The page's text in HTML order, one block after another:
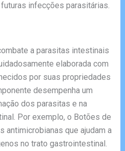
infecções parasitárias.
a parasitas intestinais
elaborada com
por suas propriedades
desempenha um
dos parasitas e na
Por exemplo, o Botões de
antimicrobianas que ajudam a
no trato gastrointestinal.